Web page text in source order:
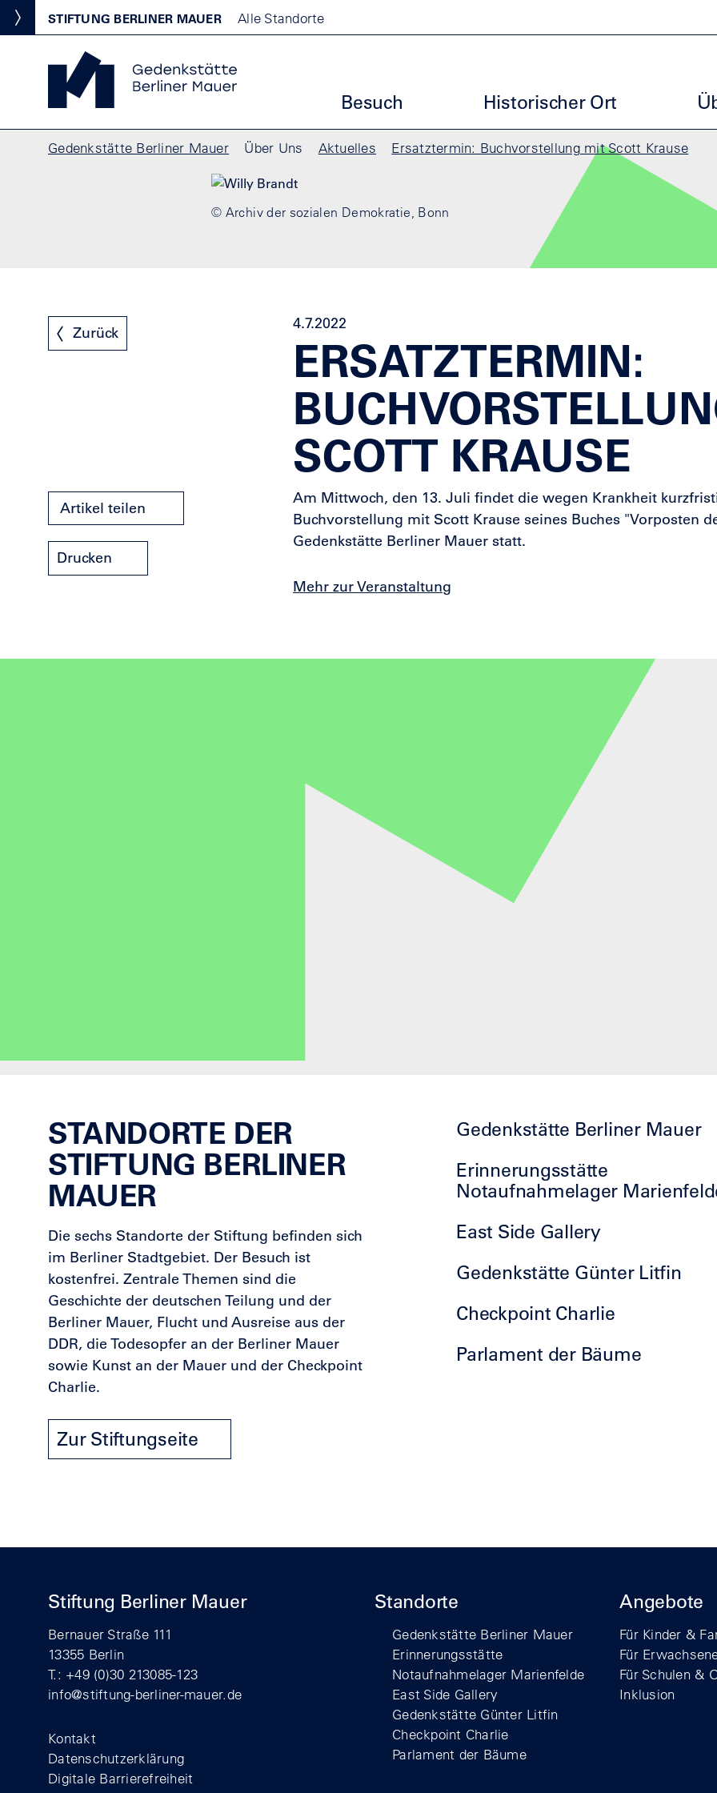
Direkt zum Inhalt
Standortmenu
Show locations
STIFTUNG BERLINER MAUER Alle Standorte
Gedenkstätte Berliner Mauer Startseite
Hauptmenu GBM
Besuch Historischer Ort
Pfadnavigation
Gedenkstätte Berliner Mauer Über Uns Aktuelles Ersatztermin: Buchvorstellung mit Scott Krause
© Archiv der sozialen Demokratie, Bonn
Zurück
4.7.2022
ERSATZTERMIN:
SCOTT KRAUSE
Artikel teilen
Drucken
Am Mittwoch, den 13. Juli findet die wegen Krankheit
Buchvorstellung mit Scott Krause seines Buches "Vorposten
Gedenkstätte Berliner Mauer statt.
Mehr zur Veranstaltung
STANDORTE DER
STIFTUNG BERLINER
MAUER
Die sechs Standorte der Stiftung befinden sich
im Berliner Stadtgebiet. Der Besuch ist
kostenfrei. Zentrale Themen sind die
Geschichte der deutschen Teilung und der
Berliner Mauer, Flucht und Ausreise aus der
DDR, die Todesopfer an der Berliner Mauer
sowie Kunst an der Mauer und der Checkpoint
Charlie.
Zur Stiftungseite
Gedenkstätte Berliner Mauer
Erinnerungsstätte
Notaufnahmelager
East Side Gallery
Gedenkstätte Günter Litfin
Checkpoint Charlie
Parlament der Bäume
Stiftung Berliner Mauer
Bernauer Straße 111
13355 Berlin
T.: +49 (0)30 213085-123
info@stiftung-berliner-mauer.de
Kontakt
Datenschutzerklärung
Digitale Barrierefreiheit
Standorte
Gedenkstätte Berliner Mauer
Erinnerungsstätte
Notaufnahmelager Marienfelde
East Side Gallery
Gedenkstätte Günter Litfin
Checkpoint Charlie
Parlament der Bäume
Angebote
Für Kinder &
Für
Für Schulen &
Inklusion